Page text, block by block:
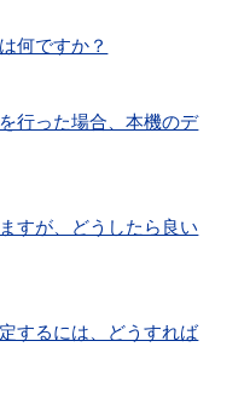
何ですか？
行った場合、本機のデ
すが、どうしたら良い
するには、どうすれば